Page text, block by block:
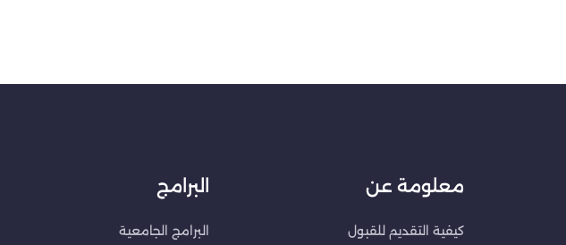
معلومة عن
كيفية التقديم للقبول
البرامج
البرامج الجامعية